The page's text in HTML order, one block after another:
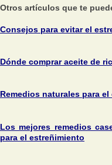
Otros artículos que te
Consejos para evitar el
Dónde comprar aceite de
Remedios naturales para
Los mejores remedios
para el estreñimiento